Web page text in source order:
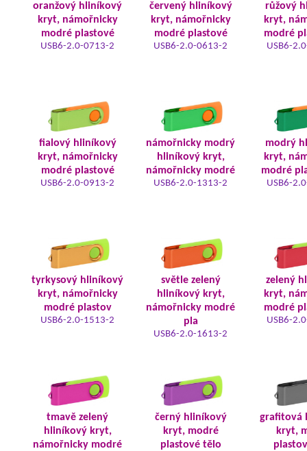
oranžový hliníkový
kryt, námořnicky
modré plastové
USB6-2.0-0713-2
červený hliníkový
kryt, námořnicky
modré plastové
USB6-2.0-0613-2
růžový
kryt,
modré
USB6-
fialový hliníkový
kryt, námořnicky
modré plastové
USB6-2.0-0913-2
námořnicky modrý
hliníkový kryt,
námořnicky modré
USB6-2.0-1313-2
modrý
kryt,
modré
USB6-
tyrkysový hliníkový
kryt, námořnicky
modré plastov
USB6-2.0-1513-2
světle zelený
hliníkový kryt,
námořnicky modré
pla
USB6-2.0-1613-2
zelený
kryt,
modré
USB6-
tmavě zelený
hliníkový kryt,
námořnicky modré
černý hliníkový
kryt, modré
plastové tělo
grafitová
kryt,